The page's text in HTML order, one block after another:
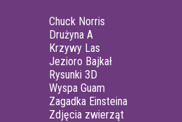
Chuck Norris
Drużyna A
Krzywy Las
Jezioro Bajkał
Rysunki 3D
Wyspa Guam
Zagadka Einsteina
Zdjęcia zwierząt